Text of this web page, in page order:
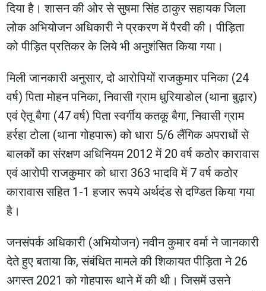
दिया है। शासन की ओर से सुषमा सिंह ठाकुर सहायक जिला
लोक अभियोजन अधिकारी ने प्रकरण में पैरवी की। पी‍ड़िता
को पीड़ित प्रतिकर के लिये भी अनुशंसित किया गया।
मिली जानकारी अनुसार, दो आरोपियों राजकुमार पनिका (24
वर्ष) पिता मोहन पनिका, निवासी ग्राम धुरियाडोल (थाना बुढ़ार)
एवं ऐतू बैगा (47 वर्ष) पिता स्वर्गीय कतकू बैगा, निवासी ग्राम
हर्रहा टोला (थाना गोहपारू) को धारा 5/6 लैंगिक अपराधों से
बालकों का संरक्षण अधिनियम 2012 में 20 वर्ष कठोर कारावास
एवं आरोपी राजकुमार को धारा 363 भादवि में 7 वर्ष कठोर
कारावास सहित 1-1 हजार रूपये अर्थदंड से दण्डित किया गया
है।
जनसंपर्क अधिकारी (अभियोजन) नवीन कुमार वर्मा ने जानकारी
देते हुए बताया कि, संबंधित मामले की शिकायत पीड़िता ने 26
अगस्त 2021 को गोहपारू थाने में की थी। जिसमें उसने